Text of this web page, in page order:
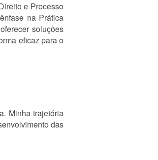
e Processo
na Prática
soluções
eficaz para o
Minha trajetória
das